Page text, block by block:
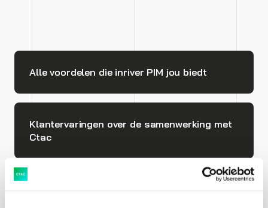
Alle voordelen die inriver PIM jou biedt
Klantervaringen over de samenwerking met
Ctac
Verhalen van organisaties die je voorgingen